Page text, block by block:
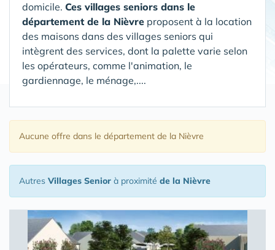
domicile. Ces villages seniors dans le
département de la Nièvre proposent à la location
des maisons dans des villages seniors qui
intègrent des services, dont la palette varie selon
les opérateurs, comme l'animation, le
gardiennage, le ménage,....
Aucune offre dans le département de la Nièvre
Autres Villages Senior à proximité de la Nièvre